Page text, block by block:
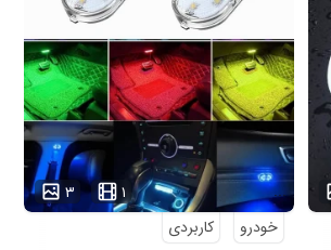
۳ ۱
...
خودرو
کاربردی